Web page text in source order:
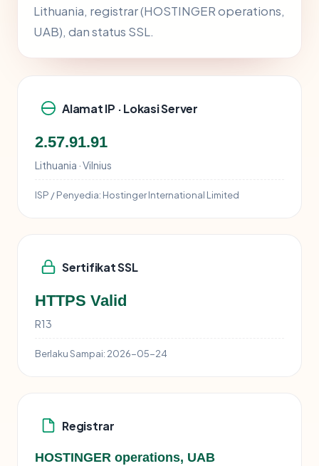
Lithuania, registrar (HOSTINGER operations,
UAB), dan status SSL.
Alamat IP · Lokasi Server
2.57.91.91
Lithuania · Vilnius
ISP / Penyedia: Hostinger International Limited
Sertifikat SSL
HTTPS Valid
R13
Berlaku Sampai: 2026-05-24
Registrar
HOSTINGER operations, UAB